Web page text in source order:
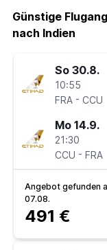
Günstige
nach Indien
So 30.8.
10:55
FRA - CCU
Mo 14.9.
21:30
CCU - FRA
Angebot gefunden
07.08.
491 €